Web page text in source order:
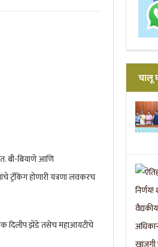
बी-बियाणे आणि
ट्रॅकिंग होणारी यंत्रणा लवकरच
दिलीप झेंडे तसेच महाआयटीचे
चालू